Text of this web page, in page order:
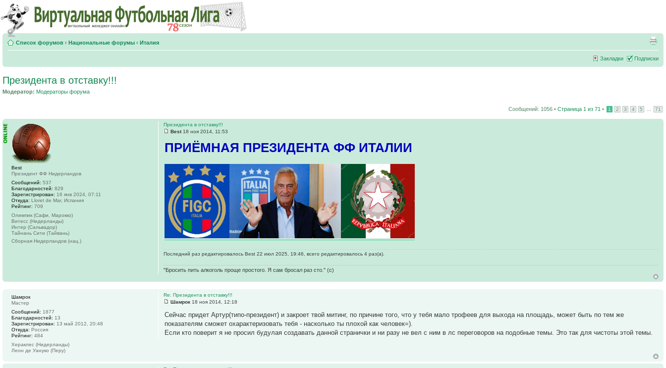
Список форумов ‹ Национальные форумы ‹ Италия
Закладки Подписки
Президента в отставку!!!
Модератор: Модераторы форума
Сообщений: 1056 • Страница 1 из 71 • 1 2 3 4 5 71
Президента в отставку!!!
Best18 ноя 2014, 11:53
ПРИЁМНАЯ ПРЕЗИДЕНТА ФФ ИТАЛИИ
Последний раз редактировалось Best 22 июл 2025, 19:46, всего редактировалось 4 раз(а).
"Бросить пить алкоголь проще простого. Я сам бросал раз сто." (с)
Best
Президент ФФ Нидерландов
Сообщений: 537
Благодарностей: 829
Зарегистрирован: 16 янв 2024, 07:11
Откуда: Lloret de Mar, Испания
Рейтинг: 709
Олимпик (Сафи, Марокко)
Витесс (Нидерланды)
Интер (Сальвадор)
Тайнань Сити (Тайвань)
Сборная Нидерландов (нац.)
Re: Президента в отставку!!!
Шамрок 18 ноя 2014, 12:18
Сейчас придет Артур(типо-президент) и закроет твой митинг, по причине того, что у тебя мало трофеев для выхода на площадь, может быть по тем же
показателям сможет охарактеризовать тебя - насколько ты плохой как человек=).
Если кто поверит я не просил будулая создавать данной странички и ни разу не вел с ним в лс переговоров на подобные темы. Это так для чистоты этой темы.
Шамрок
Мастер
Сообщений: 1877
Благодарностей: 13
Зарегистрирован: 13 май 2012, 20:48
Откуда: Россия
Рейтинг: 484
Хераклес (Нидерланды)
Леон де Уануко (Перу)